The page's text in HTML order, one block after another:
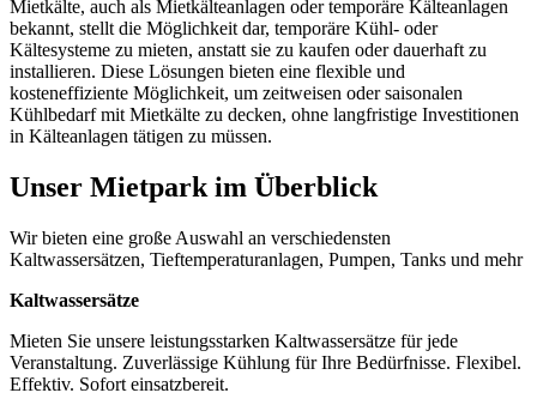
Mietkälte, auch als Mietkälteanlagen oder temporäre Kälteanlagen
bekannt, stellt die Möglichkeit dar, temporäre Kühl- oder
Kältesysteme zu mieten, anstatt sie zu kaufen oder dauerhaft zu
installieren. Diese Lösungen bieten eine flexible und
kosteneffiziente Möglichkeit, um zeitweisen oder saisonalen
Kühlbedarf mit Mietkälte zu decken, ohne langfristige Investitionen
in Kälteanlagen tätigen zu müssen.
Unser Mietpark im Überblick
Wir bieten eine große Auswahl an verschiedensten
Kaltwassersätzen, Tieftemperaturanlagen, Pumpen, Tanks und mehr
Kaltwassersätze
Mieten Sie unsere leistungsstarken Kaltwassersätze für jede
Veranstaltung. Zuverlässige Kühlung für Ihre Bedürfnisse. Flexibel.
Effektiv. Sofort einsatzbereit.